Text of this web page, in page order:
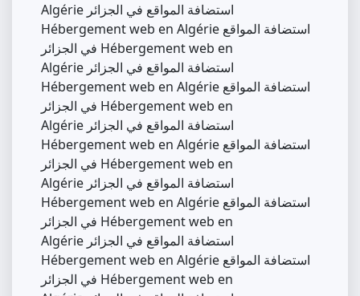
Algérie استضافة المواقع في الجزائر
Hébergement web en Algérie استضافة المواقع
في الجزائر Hébergement web en
Algérie استضافة المواقع في الجزائر
Hébergement web en Algérie استضافة المواقع
في الجزائر Hébergement web en
Algérie استضافة المواقع في الجزائر
Hébergement web en Algérie استضافة المواقع
في الجزائر Hébergement web en
Algérie استضافة المواقع في الجزائر
Hébergement web en Algérie استضافة المواقع
في الجزائر Hébergement web en
Algérie استضافة المواقع في الجزائر
Hébergement web en Algérie استضافة المواقع
في الجزائر Hébergement web en